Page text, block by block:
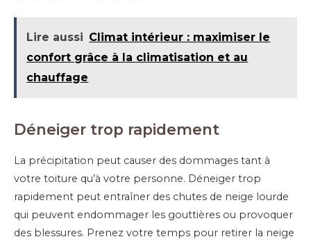
Lire aussi Climat intérieur : maximiser le
confort grâce à la climatisation et au
chauffage
Déneiger trop rapidement
La précipitation peut causer des dommages tant à
votre toiture qu’à votre personne. Déneiger trop
rapidement peut entraîner des chutes de neige lourde
qui peuvent endommager les gouttières ou provoquer
des blessures. Prenez votre temps pour retirer la neige